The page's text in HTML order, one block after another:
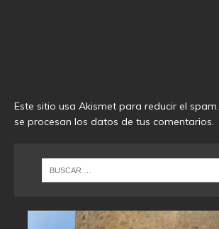
Este sitio usa Akismet para reducir el spam.
se procesan los datos de tus comentarios.